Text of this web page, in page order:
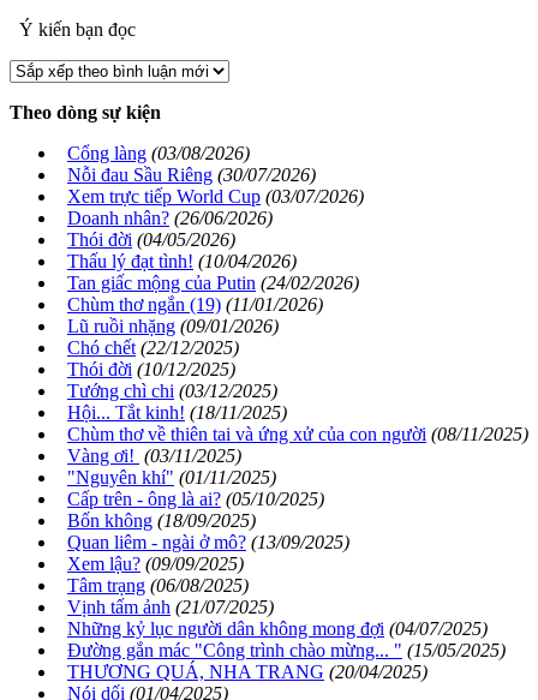
Ý kiến bạn đọc
Theo dòng sự kiện
Cổng làng (03/08/2026)
Nỗi đau Sầu Riêng (30/07/2026)
Xem trực tiếp World Cup (03/07/2026)
Doanh nhân? (26/06/2026)
Thói đời (04/05/2026)
Thấu lý đạt tình! (10/04/2026)
Tan giấc mộng của Putin (24/02/2026)
Chùm thơ ngắn (19) (11/01/2026)
Lũ ruồi nhặng (09/01/2026)
Chó chết (22/12/2025)
Thói đời (10/12/2025)
Tướng chì chi (03/12/2025)
Hội... Tắt kinh! (18/11/2025)
Chùm thơ về thiên tai và ứng xử của con người (08/11/2025)
Vàng ơi! (03/11/2025)
"Nguyên khí" (01/11/2025)
Cấp trên - ông là ai? (05/10/2025)
Bốn không (18/09/2025)
Quan liêm - ngài ở mô? (13/09/2025)
Xem lậu? (09/09/2025)
Tâm trạng (06/08/2025)
Vịnh tấm ảnh (21/07/2025)
Những kỷ lục người dân không mong đợi (04/07/2025)
Đường gắn mác "Công trình chào mừng... " (15/05/2025)
THƯƠNG QUÁ, NHA TRANG (20/04/2025)
Nói dối (01/04/2025)